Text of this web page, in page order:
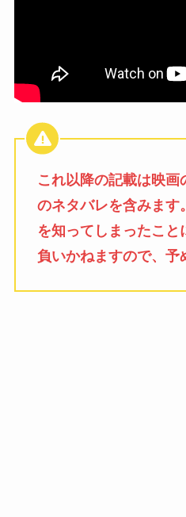
これ以降の記載は映画
のネタバレを含みます
を知ってしまったこと
負いかねますので、予